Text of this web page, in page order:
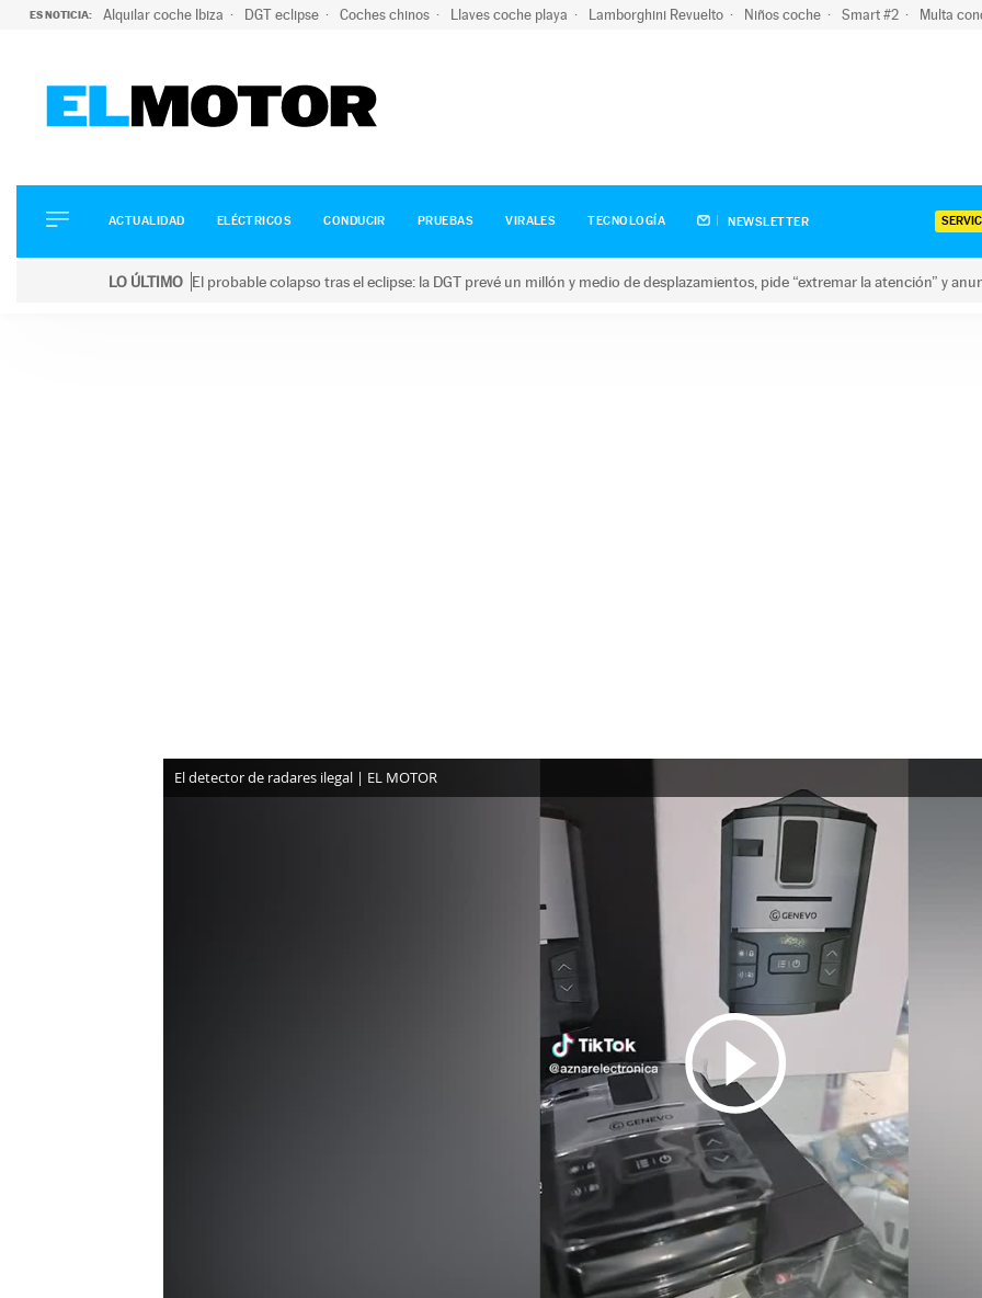
ES NOTICIA: Alquilar coche Ibiza DGT eclipse Coches chinos Llaves coche playa Lamborghini Revuelto Niños coche Smart #2 Multa
ELÉCTRICOS
CONDUCIR
ACTUALIDAD ELÉCTRICOS CONDUCIR PRUEBAS VIRALES TECNOLOGÍA NEWSLETTER
LO ÚLTIMO El probable colapso tras el eclipse: la DGT prevé un millón y medio de desplazamientos, pide “extremar la atención” y
El detector de radares ilegal | EL MOTOR